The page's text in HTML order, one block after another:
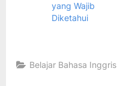
yang Wajib
Diketahui
Belajar Bahasa Inggris